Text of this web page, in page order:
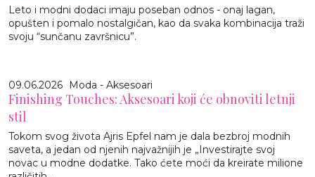
Leto i modni dodaci imaju poseban odnos - onaj lagan,
opušten i pomalo nostalgičan, kao da svaka kombinacija traži
svoju “sunčanu završnicu”.
09.06.2026 Moda - Aksesoari
Finishing Touches: Aksesoari koji će obnoviti letnji
stil
Tokom svog života Ajris Epfel nam je dala bezbroj modnih
saveta, a jedan od njenih najvažnijih je „Investirajte svoj
novac u modne dodatke. Tako ćete moći da kreirate milione